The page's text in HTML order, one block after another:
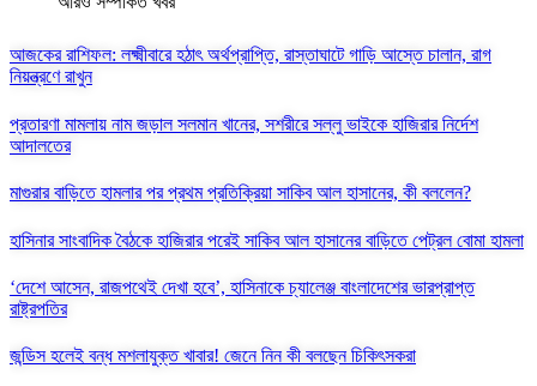
আজকের রাশিফল: লক্ষ্মীবারে হঠাৎ অর্থপ্রাপ্তি, রাস্তাঘাটে গাড়ি আস্তে চালান, রাগ
নিয়ন্ত্রণে রাখুন
প্রতারণা মামলায় নাম জড়াল সলমান খানের, সশরীরে সল্লু ভাইকে হাজিরার নির্দেশ
আদালতের
মাগুরার বাড়িতে হামলার পর প্রথম প্রতিক্রিয়া সাকিব আল হাসানের, কী বললেন?
হাসিনার সাংবাদিক বৈঠকে হাজিরার পরেই সাকিব আল হাসানের বাড়িতে পেট্রল বোমা হামলা
‘দেশে আসেন, রাজপথেই দেখা হবে’, হাসিনাকে চ্যালেঞ্জ বাংলাদেশের ভারপ্রাপ্ত
রাষ্ট্রপতির
জন্ডিস হলেই বন্ধ মশলাযুক্ত খাবার! জেনে নিন কী বলছেন চিকিৎসকরা